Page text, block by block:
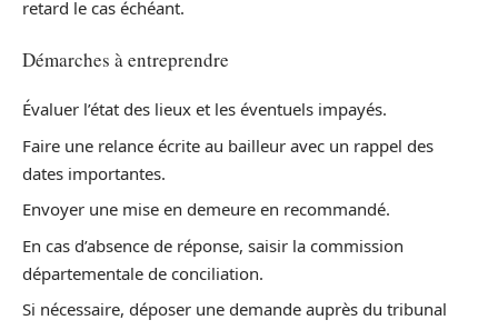
retard le cas échéant.
Démarches à entreprendre
Évaluer l’état des lieux et les éventuels impayés.
Faire une relance écrite au bailleur avec un rappel des
dates importantes.
Envoyer une mise en demeure en recommandé.
En cas d’absence de réponse, saisir la commission
départementale de conciliation.
Si nécessaire, déposer une demande auprès du tribunal